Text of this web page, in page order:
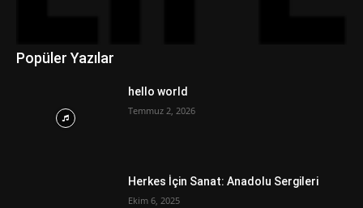
Popüler Yazılar
hello world
Temmuz 2, 2026
Herkes İçin Sanat: Anadolu Sergileri
Ekim 6, 2025